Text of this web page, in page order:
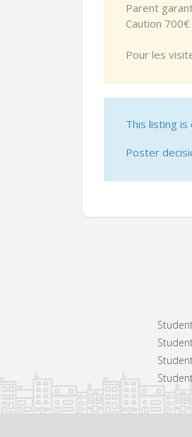
Parent
Caution 700€
Pour les
This listing is
Poster